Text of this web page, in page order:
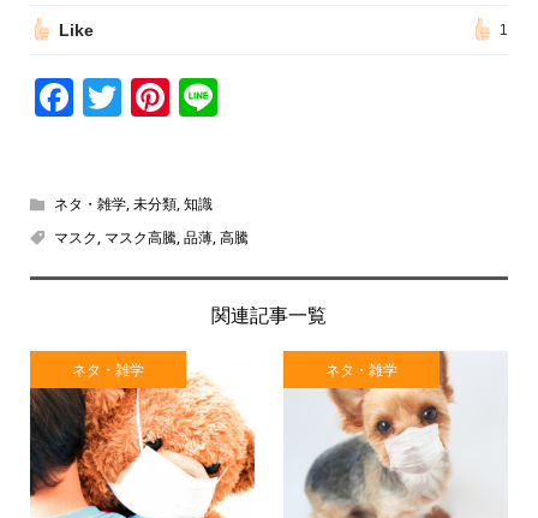
Like 1
Facebook
TwitterPinterest
Line
ネタ・雑学,未分類,知識
マスク, マスク高騰,品薄,高騰
関連記事一覧
ネタ・雑学 ネタ・雑学